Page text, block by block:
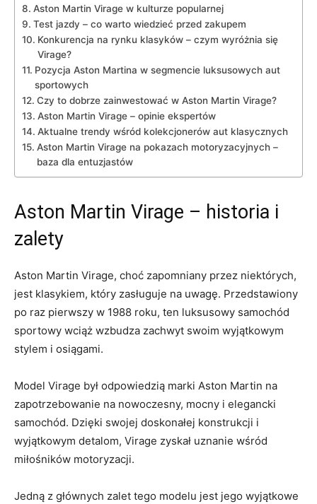
Aston Martin Virage w kulturze popularnej
Test jazdy⁤ – ‌co warto wiedzieć przed zakupem
Konkurencja na rynku klasyków⁤ – ‍czym wyróżnia się
⁢Virage?
Pozycja⁤ Aston Martina w ⁢segmencie luksusowych aut
sportowych
Czy ​to dobrze zainwestować ‍w Aston Martin Virage?
Aston Martin Virage – opinie ekspertów
Aktualne trendy wśród kolekcjonerów aut klasycznych
Aston Martin Virage na⁣ pokazach motoryzacyjnych –
baza dla ‍entuzjastów
Aston Martin Virage – historia i
zalety
Aston Martin Virage, ⁣choć zapomniany⁤ przez ‍niektórych,⁢
jest klasykiem, który zasługuje na⁤ uwagę. ⁤Przedstawiony
po raz ‌pierwszy w 1988 roku, ten ⁤luksusowy samochód
⁢sportowy wciąż wzbudza zachwyt swoim wyjątkowym
‌stylem⁢ i osiągami.
Model Virage⁤ był odpowiedzią marki Aston Martin na
zapotrzebowanie na nowoczesny,​ mocny i elegancki​
samochód. Dzięki swojej doskonałej konstrukcji i
wyjątkowym ⁤detalom, Virage⁢ zyskał‍ uznanie wśród
miłośników motoryzacji.
Jedną z ⁣głównych zalet tego‍ modelu⁢ jest⁤ jego wyjątkowe